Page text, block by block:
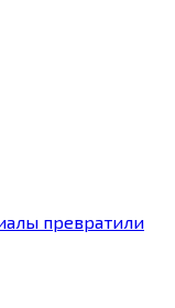
превратили